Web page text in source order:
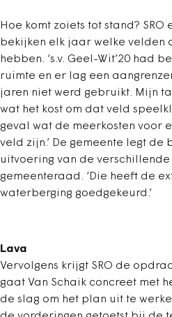
Hoe komt zoiets tot stand? SRO
bekijken elk jaar welke velden
hebben. ‘s.v. Geel-Wit’20 had
ruimte en er lag een
jaren niet werd gebruikt. Mijn
wat het kost om dat veld
geval wat de meerkosten voor
veld zijn.’ De gemeente legt de
uitvoering van de
gemeenteraad. ‘Die heeft de
waterberging goedgekeurd.’
Lava
Vervolgens krijgt SRO de
gaat Van Schaik concreet met
de slag om het plan uit te